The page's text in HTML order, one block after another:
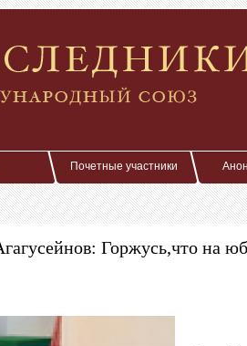
Почетные участники
Горжусь,что на